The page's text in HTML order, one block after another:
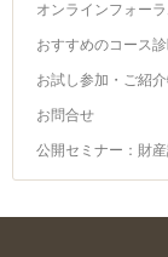
オンラインフォー
おすすめのコース
お試し参加・ご紹
お問合せ
公開セミナー：財